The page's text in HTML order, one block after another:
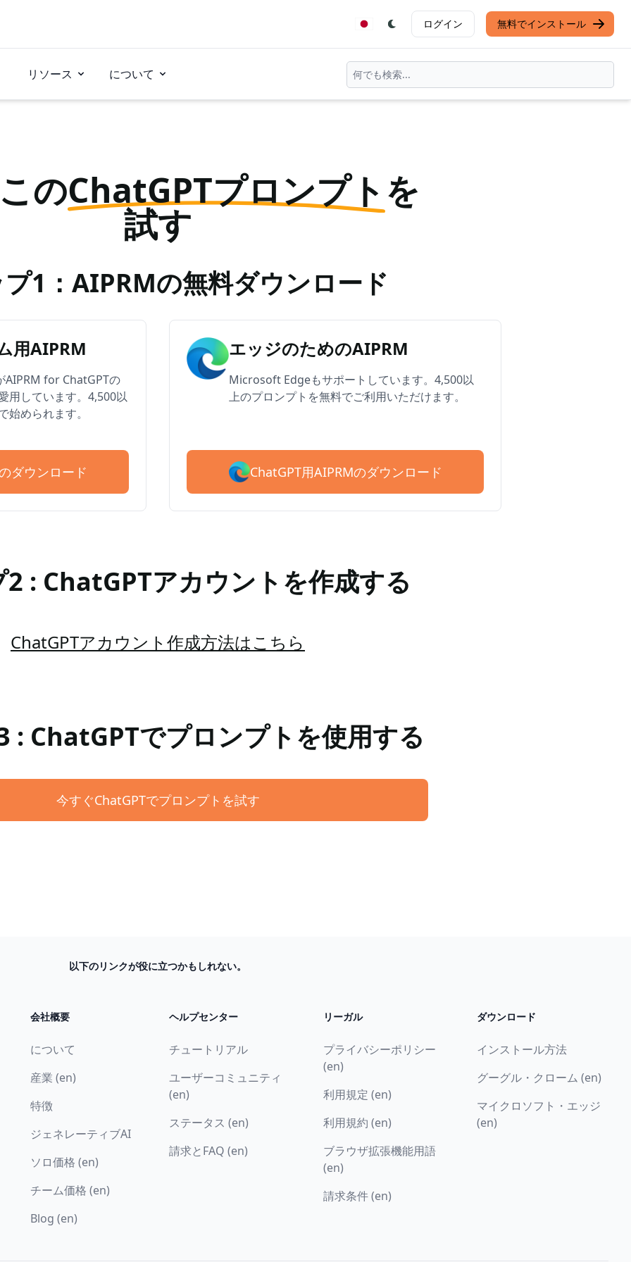
ログイン 無料でインストール
リソース について
のChatGPTプロンプト を
試す
1：AIPRMの無料ダウンロード
用AIPRM
AIPRM for ChatGPTの
用しています。4,500以
められます。
ダウンロード
エッジのためのAIPRM
Microsoft Edgeもサポートしています。4,500以
上のプロンプトを無料でご利用いただけます。
ChatGPT用AIPRMのダウンロード
: ChatGPTアカウントを作成する
ChatGPTアカウント作成方法はこちら
: ChatGPTでプロンプトを使用する
今すぐChatGPTでプロンプトを試す
以下のリンクが役に立つかもしれない。
会社概要
について
産業 (en)
特徴
ジェネレーティブAI
ソロ価格 (en)
チーム価格 (en)
Blog (en)
ヘルプセンター
チュートリアル
ユーザーコミュニティ
(en)
ステータス (en)
請求とFAQ (en)
リーガル
プライバシーポリシー
(en)
利用規定 (en)
利用規約 (en)
ブラウザ拡張機能用語
(en)
請求条件 (en)
ダウンロード
インストール方法
グーグル・クローム (en)
マイクロソフト・エッジ
(en)